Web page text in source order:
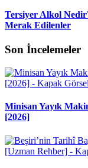
Tersiyer Alkol
Merak Edilenler
Son İncelemeler
Minisan Yayık
[2026]